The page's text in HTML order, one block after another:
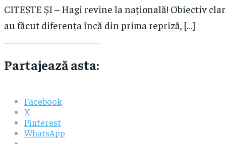
CITEȘTE ȘI – Hagi revine la națională! Obiectiv
au făcut diferența încă din prima repriză, […]
Partajează asta:
Facebook
X
Pinterest
WhatsApp